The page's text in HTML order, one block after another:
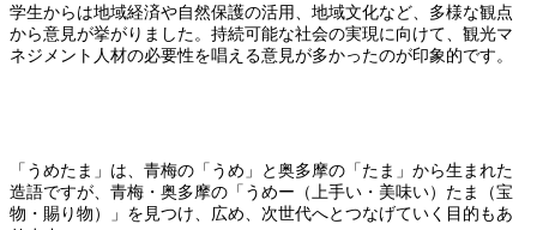
学生からは地域経済や自然保護の活用、地域文化など、多様な観点
から意見が挙がりました。持続可能な社会の実現に向けて、観光マ
ネジメント人材の必要性を唱える意見が多かったのが印象的です。
「うめたま」は、青梅の「うめ」と奥多摩の「たま」から生まれた
造語ですが、青梅・奥多摩の「うめー（上手い・美味い）たま（宝
物・賜り物）」を見つけ、広め、次世代へとつなげていく目的もあ